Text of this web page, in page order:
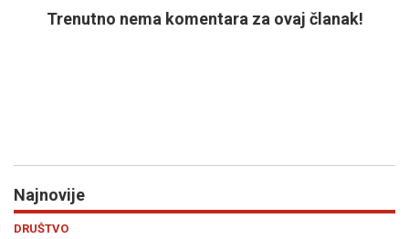
Trenutno nema komentara za ovaj članak!
Najnovije
Previous